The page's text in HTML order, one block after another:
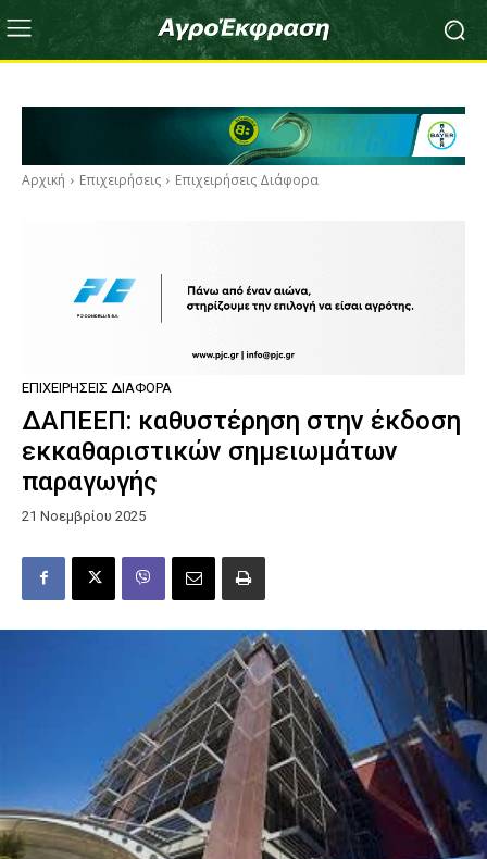
Αρχική Επιχειρήσεις Επιχειρήσεις Διάφορα
ΕΠΙΧΕΙΡΉΣΕΙΣ ΔΙΆΦΟΡΑ
ΔΑΠΕΕΠ: καθυστέρηση στην έκδοση
εκκαθαριστικών σημειωμάτων
παραγωγής
21 Νοεμβρίου 2025